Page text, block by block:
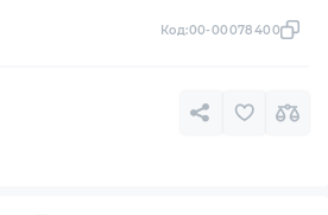
Код:00-00078400